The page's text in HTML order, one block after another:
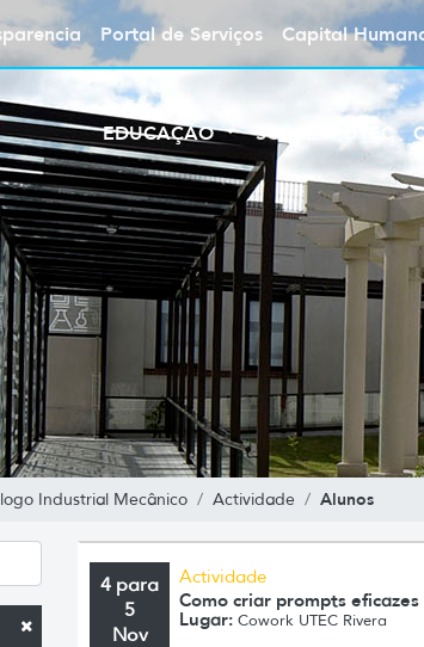
Portal de Serviços Capital
EDUCAÇÃO SOBRE A UTEC
Industrial Mecânico Actividade Alunos
4 para
5
Nov
Actividade
Como criar prompts eficazes
Lugar: Cowork UTEC Rivera